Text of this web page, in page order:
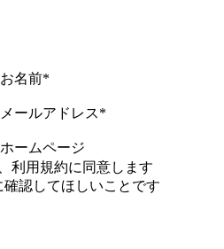
お名前*
メールアドレス*
ホームページ
利用規約に同意します
認してほしいことです